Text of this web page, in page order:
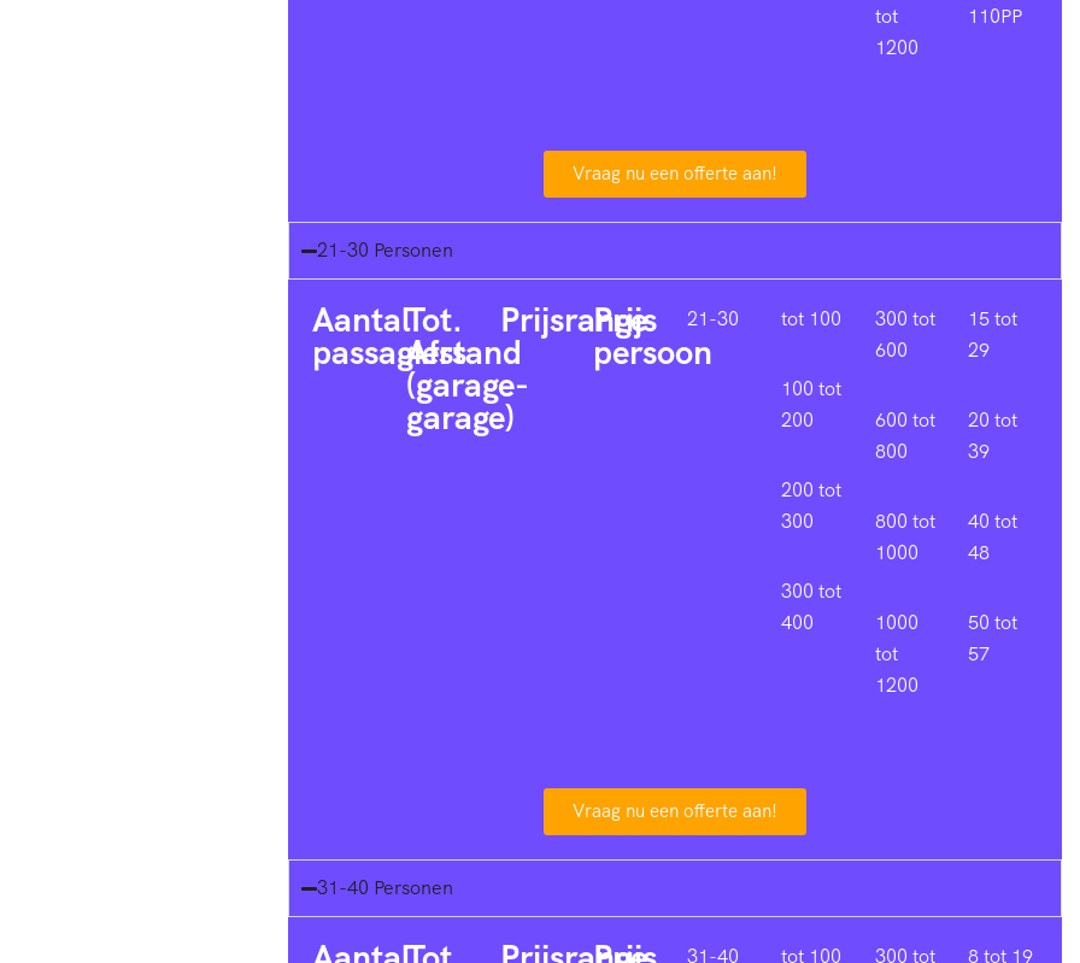
tot
1200
110PP
Vraag nu een offerte aan!
21-30 Personen
Aantal
passagiers
Tot.
Afstand
(garage-
garage)
Prijsrange
Prijs
persoon
21-30 tot 100
100 tot
200
200 tot
300
300 tot
400
300 tot
600
600 tot
800
800 tot
1000
1000
tot
1200
15 tot
29
20 tot
39
40 tot
48
50 tot
57
Vraag nu een offerte aan!
31-40 Personen
31-40 tot 100
300 tot
8 tot 19